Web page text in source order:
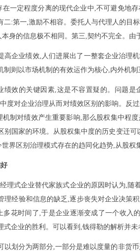
在一定程度分离的现代企业中,不可避免地
二:第一,激励不相容。委托人与代理人的目
身的信息极不相同。第三,契约不完全。
高企业绩效,人们进展出了一整套企业治理
制则以市场机制的有效运作为核心,内外机
绩效的关键因素,这是不容置疑的。问题
度对企业治理从而对绩效区别的影响。反
机制对绩效产生重要影响,那么股权集中程
别国家的环境。从股权集中度的历史变迁
界区别治理模式存在的趋同化趋势,从股
理式企业替代家族式企业的原因时认为,
理经验和信息的缺乏,逐步丧失对企业决策
多花时间了,于是企业逐渐变成了一个收入
式企业的胜利。可以看到,钱得勒的解析并
以划分为两部分,一部分是难以度量的非货